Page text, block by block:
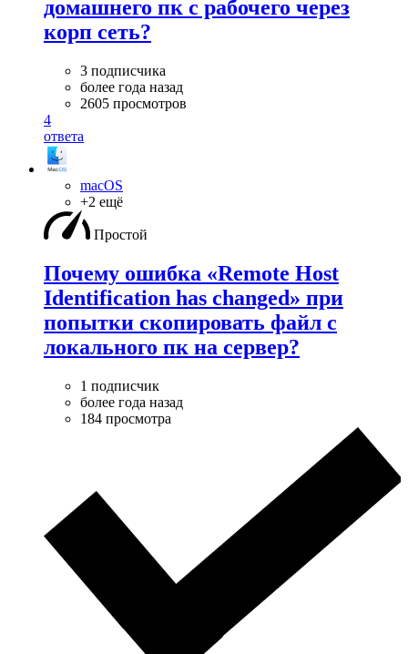
домашнего пк с рабочего через
корп сеть?
3 подписчика
более года назад
2605 просмотров
4
ответа
macOS
+2 ещё
Простой
Почему ошибка «Remote Host
Identification has changed» при
попытки скопировать файл с
локального пк на сервер?
1 подписчик
более года назад
184 просмотра